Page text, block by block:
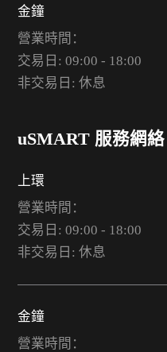
金鐘
營業時間：
交易日: 09:00 - 18:00
非交易日: 休息
uSMART 服務網絡
上環
營業時間：
交易日: 09:00 - 18:00
非交易日: 休息
金鐘
營業時間：